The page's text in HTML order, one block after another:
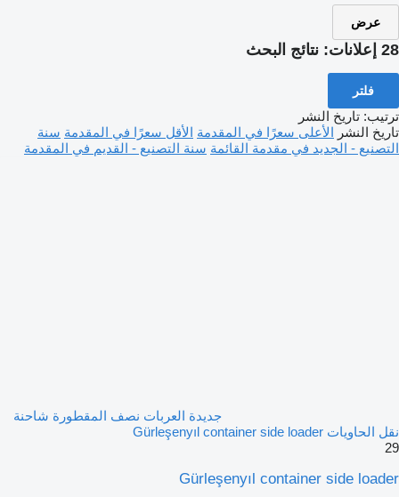
عرض
28 إعلانات: نتائج البحث
فلتر
ترتيب: تاريخ النشر
تاريخ النشر الأعلى سعرًا في المقدمة الأقل سعرًا في المقدمة سنة
التصنيع - الجديد في مقدمة القائمة سنة التصنيع - القديم في المقدمة
جديدة العربات نصف المقطورة شاحنة
نقل الحاويات Gürleşenyıl container side loader
29
Gürleşenyıl container side loader